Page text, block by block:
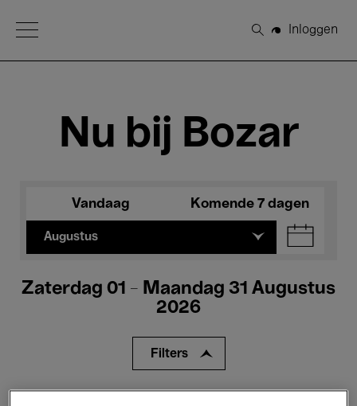
Open Menu
Zoeken
Inloggen
Nu bij Bozar
Vandaag Komende 7 dagen
Augustus
Zaterdag 01 - Maandag 31 Augustus
2026
Filters